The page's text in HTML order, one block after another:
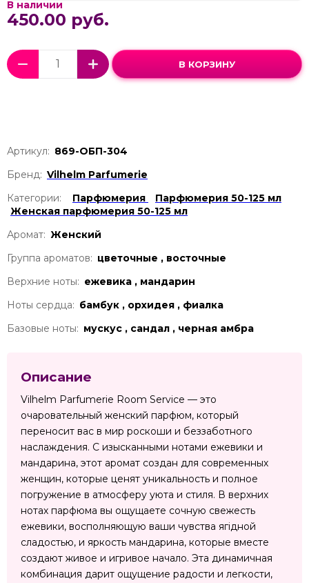
В наличии
450.00 руб.
В КОРЗИНУ
Артикул: 869-ОБП-304
Бренд: Vilhelm Parfumerie
Категории:
Парфюмерия
Парфюмерия 50-125 мл
Женская парфюмерия 50-125 мл
Аромат: Женский
Группа ароматов: цветочные , восточные
Верхние ноты: ежевика , мандарин
Ноты сердца: бамбук , орхидея , фиалка
Базовые ноты: мускус , сандал , черная амбра
Описание
Vilhelm Parfumerie Room Service — это
очаровательный женский парфюм, который
переносит вас в мир роскоши и беззаботного
наслаждения. С изысканными нотами ежевики и
мандарина, этот аромат создан для современных
женщин, которые ценят уникальность и полное
погружение в атмосферу уюта и стиля. В верхних
нотах парфюма вы ощущаете сочную свежесть
ежевики, восполняющую ваши чувства ягідной
сладостью, и яркость мандарина, которые вместе
создают живое и игривое начало. Эта динамичная
комбинация дарит ощущение радости и легкости,